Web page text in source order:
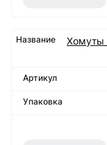
Хомуты